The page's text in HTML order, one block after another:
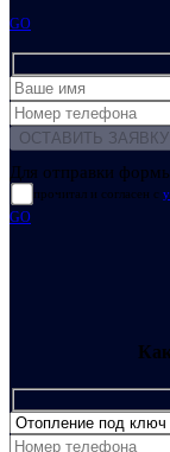
GO
Для отправки
прочитал и согласен с
GO